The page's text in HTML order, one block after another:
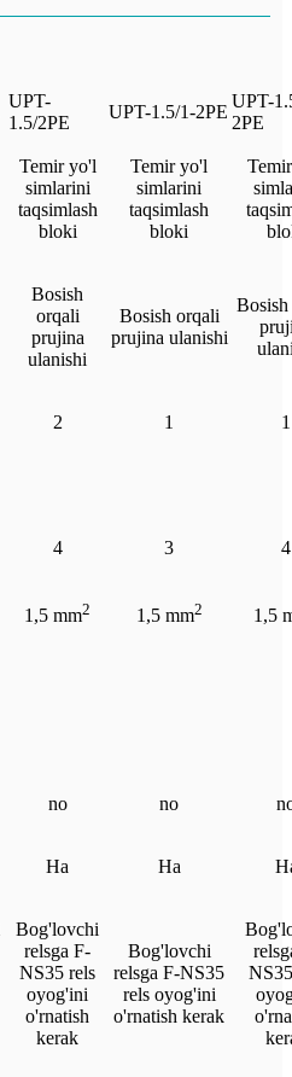
UPT-
1.5/2PE
UPT-1.5/1-2PE
UPT-
2PE
Temir yo'l
simlarini
taqsimlash
bloki
Temir yo'l
simlarini
taqsimlash
bloki
Bosish
orqali
prujina
ulanishi
Bosish orqali
prujina ulanishi
2 1 1
4 3 4
1,5 mm2 1,5 mm2 1,5
no no
Ha Ha
Bog'lovchi
relsga F-
NS35 rels
oyog'ini
o'rnatish
kerak
Bog'lovchi
relsga F-NS35
rels oyog'ini
o'rnatish kerak